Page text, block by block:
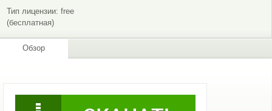
Тип лицензии: free
(бесплатная)
Обзор